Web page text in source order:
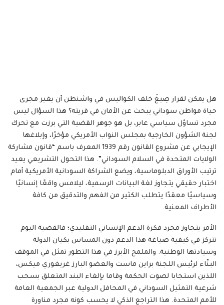
هل يمكن لقرار صِيغَ خلف الكواليس في واشنطن أن يغير مجرى
حياة مواطن سوداني يبحث عن الأمان في قريته؟ هذا السؤال ليس
مجرد تساؤل سياسي عابر، بل هو جوهر القضية التي برزت مع تحرك
لجنة الشؤون الخارجية بمجلس النواب الأمريكي مؤخرًا، وإبلاغها
الإيجابي عن مشروع القانون رقم 1939 المعرف باسم “قانون مشاركة
الولايات المتحدة في السلام السوداني”. هذا التحول التشريعي يعيد
ترتيب الأوراق الدبلوماسية، ويضع الشراكة السودانية الأمريكية أمام
اختبار حقيقي يتجاوز لغة البيانات الرسمية، ليلامس واقعًا إنسانيًا
وسياسيًا معقدًا يتطلب الكثير من الفهم والتدقيق من كافة
الأطراف المعنية.
الأمر يتجاوز مجرد فكرة الدعم الإنساني التقليدي؛ فالقضية اليوم
تتركز في كيفية صياغة هذا الدعم دون المساس بكيان الدولة
وسيادتها الوطنية. والملمح الأبرز في هذا التطور تمثل في الموقف
البنّاء لرئيس اللجنة براين ماست والعضو البارز غريغوري ميكس،
اللذين استجابا لصوت الحكمة وقاما بإلغاء البند المتعلق بسحب
شرعية التمثيل السوداني في المحافل الدولية عبر الجمعية العامة
للأمم المتحدة. هذا التراجع الذكي لا يحسب كونه مجرد مناورة